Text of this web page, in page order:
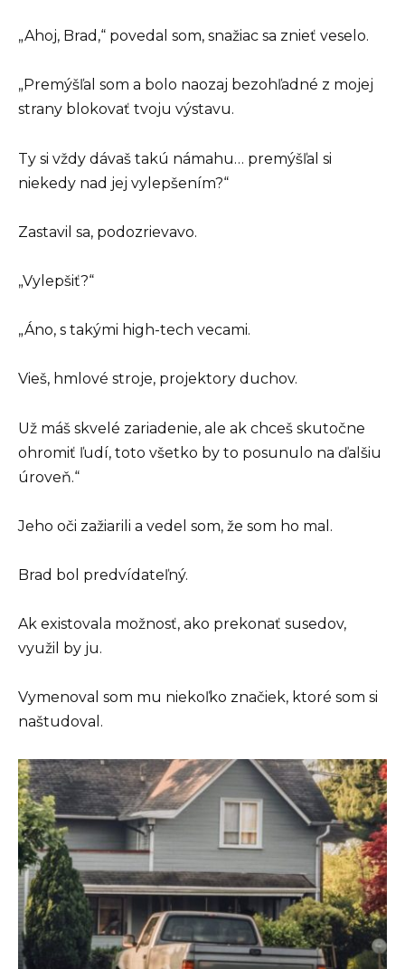
„Ahoj, Brad,“ povedal som, snažiac sa znieť veselo.
„Premýšľal som a bolo naozaj bezohľadné z mojej
strany blokovať tvoju výstavu.
Ty si vždy dávaš takú námahu… premýšľal si
niekedy nad jej vylepšením?“
Zastavil sa, podozrievavo.
„Vylepšiť?“
„Áno, s takými high-tech vecami.
Vieš, hmlové stroje, projektory duchov.
Už máš skvelé zariadenie, ale ak chceš skutočne
ohromiť ľudí, toto všetko by to posunulo na ďalšiu
úroveň.“
Jeho oči zažiarili a vedel som, že som ho mal.
Brad bol predvídateľný.
Ak existovala možnosť, ako prekonať susedov,
využil by ju.
Vymenoval som mu niekoľko značiek, ktoré som si
naštudoval.